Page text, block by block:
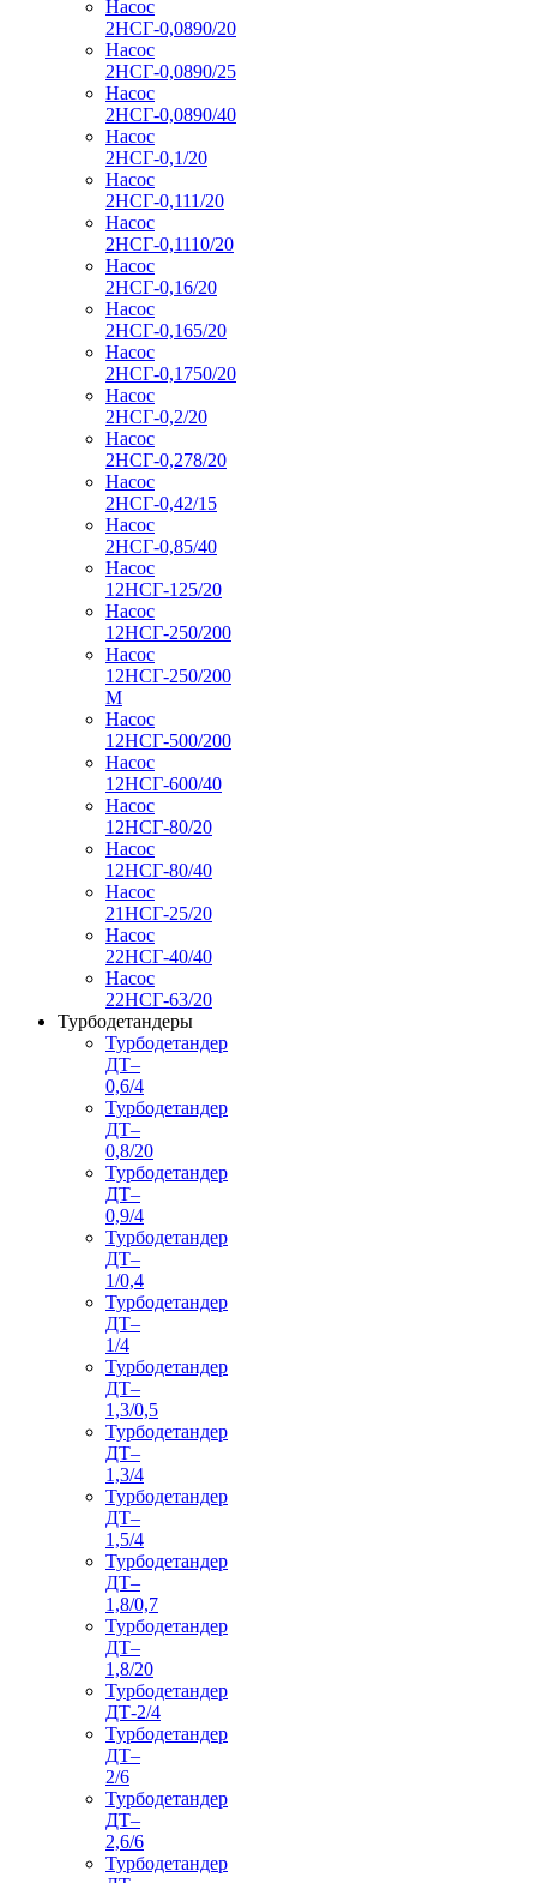
Насос
2НСГ-0,0890/20
Насос
2НСГ-0,0890/25
Насос
2НСГ-0,0890/40
Насос
2НСГ-0,1/20
Насос
2НСГ-0,111/20
Насос
2НСГ-0,1110/20
Насос
2НСГ-0,16/20
Насос
2НСГ-0,165/20
Насос
2НСГ-0,1750/20
Насос
2НСГ-0,2/20
Насос
2НСГ-0,278/20
Насос
2НСГ-0,42/15
Насос
2НСГ-0,85/40
Насос
12НСГ-125/20
Насос
12НСГ-250/200
Насос
12НСГ-250/200
М
Насос
12НСГ-500/200
Насос
12НСГ-600/40
Насос
12НСГ-80/20
Насос
12НСГ-80/40
Насос
21НСГ-25/20
Насос
22НСГ-40/40
Насос
22НСГ-63/20
Турбодетандеры
Турбодетандер
ДТ–
0,6/4
Турбодетандер
ДТ–
0,8/20
Турбодетандер
ДТ–
0,9/4
Турбодетандер
ДТ–
1/0,4
Турбодетандер
ДТ–
1/4
Турбодетандер
ДТ–
1,3/0,5
Турбодетандер
ДТ–
1,3/4
Турбодетандер
ДТ–
1,5/4
Турбодетандер
ДТ–
1,8/0,7
Турбодетандер
ДТ–
1,8/20
Турбодетандер
ДТ-2/4
Турбодетандер
ДТ–
2/6
Турбодетандер
ДТ–
2,6/6
Турбодетандер